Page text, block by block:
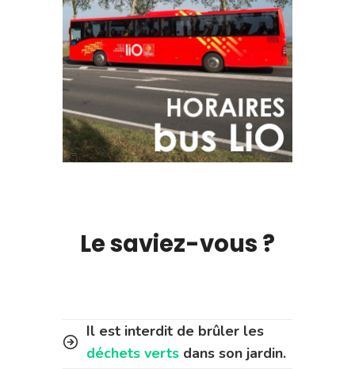
Le saviez-vous ?
Il est interdit de brûler les
déchets verts dans son jardin.